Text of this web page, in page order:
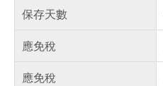
保存天數
應免稅
應免稅